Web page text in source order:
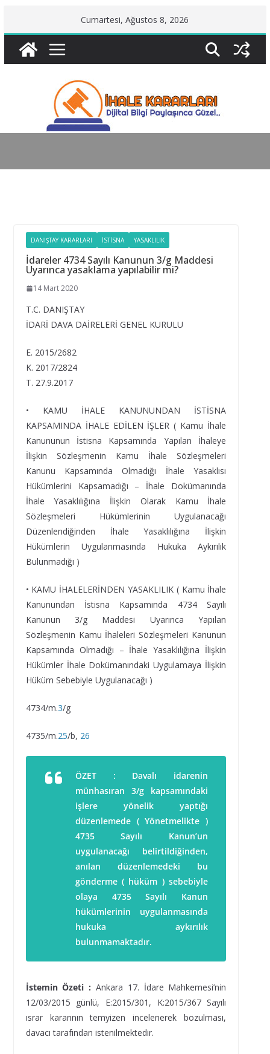
to
content
Cumartesi, Ağustos 8, 2026
DANIŞTAY KARARLARI İSTISNA YASAKLILIK
İdareler 4734 Sayılı Kanunun 3/g Maddesi
Uyarınca yasaklama yapılabilir mi?
14 Mart 2020
T.C. DANIŞTAY
İDARİ DAVA DAİRELERİ GENEL KURULU
E. 2015/2682
K. 2017/2824
T. 27.9.2017
• KAMU İHALE KANUNUNDAN İSTİSNA
KAPSAMINDA İHALE EDİLEN İŞLER ( Kamu İhale
Kanununun İstisna Kapsamında Yapılan İhaleye
İlişkin Sözleşmenin Kamu İhale Sözleşmeleri
Kanunu Kapsamında Olmadığı İhale Yasaklısı
Hükümlerini Kapsamadığı – İhale Dokümanında
İhale Yasaklılığına İlişkin Olarak Kamu İhale
Sözleşmeleri Hükümlerinin Uygulanacağı
Düzenlendiğinden İhale Yasaklılığına İlişkin
Hükümlerin Uygulanmasında Hukuka Aykırılık
Bulunmadığı )
• KAMU İHALELERİNDEN YASAKLILIK ( Kamu İhale
Kanunundan İstisna Kapsamında 4734 Sayılı
Kanunun 3/g Maddesi Uyarınca Yapılan
Sözleşmenin Kamu İhaleleri Sözleşmeleri Kanunun
Kapsamında Olmadığı – İhale Yasaklılığına İlişkin
Hükümler İhale Dokümanındaki Uygulamaya İlişkin
Hüküm Sebebiyle Uygulanacağı )
4734/m.3/g
4735/m.25/b, 26
ÖZET : Davalı idarenin
münhasıran 3/g kapsamındaki
işlere yönelik yaptığı
düzenlemede ( Yönetmelikte )
4735 Sayılı Kanun’un
uygulanacağı belirtildiğinden,
anılan düzenlemedeki bu
gönderme ( hüküm ) sebebiyle
olaya 4735 Sayılı Kanun
hükümlerinin uygulanmasında
hukuka aykırılık
bulunmamaktadır.
İstemin Özeti : Ankara 17. İdare Mahkemesi’nin
12/03/2015 günlü, E:2015/301, K:2015/367 Sayılı
ısrar kararının temyizen incelenerek bozulması,
davacı tarafından istenilmektedir.